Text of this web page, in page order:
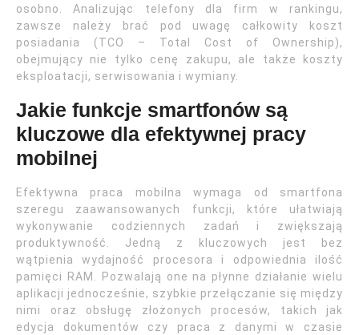
osobno. Analizując telefony dla firm w rankingu,
zawsze należy brać pod uwagę całkowity koszt
posiadania (TCO – Total Cost of Ownership),
obejmujący nie tylko cenę zakupu, ale także koszty
eksploatacji, serwisowania i wymiany.
Jakie funkcje smartfonów są
kluczowe dla efektywnej pracy
mobilnej
Efektywna praca mobilna wymaga od smartfona
szeregu zaawansowanych funkcji, które ułatwiają
wykonywanie codziennych zadań i zwiększają
produktywność. Jedną z kluczowych jest bez
wątpienia wydajność procesora i odpowiednia ilość
pamięci RAM. Pozwalają one na płynne działanie wielu
aplikacji jednocześnie, szybkie przełączanie się między
nimi oraz obsługę złożonych procesów, takich jak
edycja dokumentów czy praca z danymi w czasie